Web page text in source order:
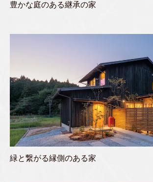
豊かな庭のある継承の家
緑と繋がる縁側のある家